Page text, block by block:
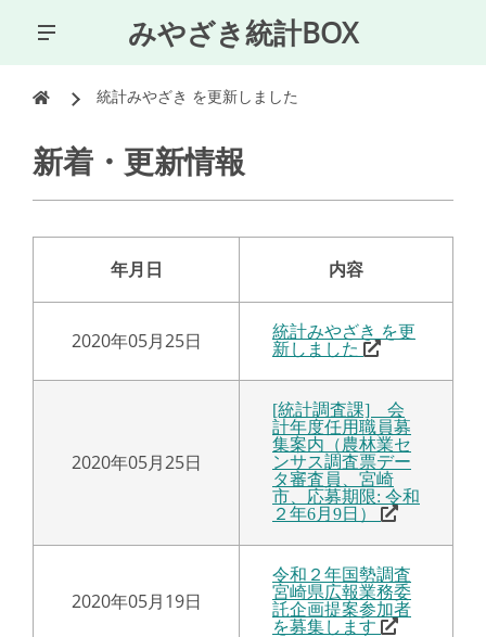
みやざき統計BOX
統計みやざき を更新しました
新着・更新情報
年月日 内容
2020年05月25日
統計みやざき を更
新しました
2020年05月25日
[統計調査課] 会
計年度任用職員募
集案内（農林業セ
ンサス調査票デー
タ審査員、宮崎
市、応募期限: 令和
２年6月9日）
2020年05月19日
令和２年国勢調査
宮崎県広報業務委
託企画提案参加者
を募集します